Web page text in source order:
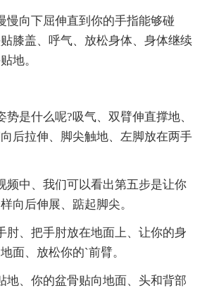
慢向下屈伸直到你的手指能够碰
膝盖、呼气、放松身体、身体继续
地。
势是什么呢?吸气、双臂伸直撑地、
后拉伸、脚尖触地、左脚放在两手
频中、我们可以看出第五步是让你
向后伸展、踮起脚尖。
肘、把手肘放在地面上、让你的身
面、放松你的`前臂。
地、你的盆骨贴向地面、头和背部